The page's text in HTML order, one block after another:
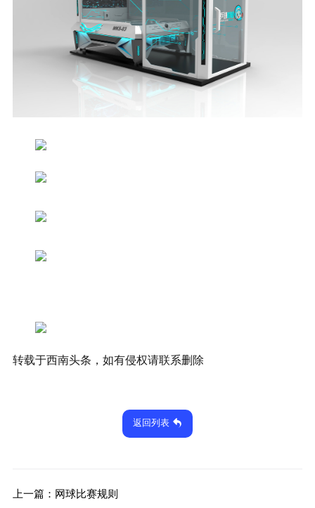
转载于西南头条，如有侵权请联系删除
返回列表
上一篇： 网球比赛规则